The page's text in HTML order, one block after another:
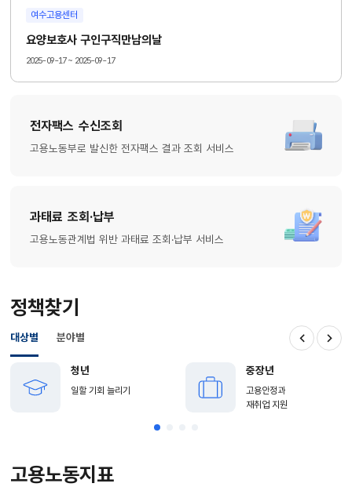
여수고용센터
요양보호사 구인구직만남의날
2025-09-17 ~ 2025-09-17
전자팩스 수신조회
고용노동부로 발신한 전자팩스 결과 조회 서비스
과태료 조회·납부
고용노동관계법 위반 과태료 조회·납부 서비스
정책찾기
대상별
청년
일할 기회 늘리기
중장년
고용안정과
재취업 지원
분야별
고용노동지표